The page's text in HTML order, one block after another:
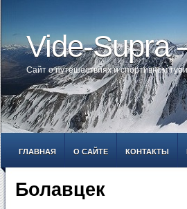
Vide-
Сайт о путешествиях и спортивном
ГЛАВНАЯ О САЙТЕ КОНТАКТЫ
Болавцек